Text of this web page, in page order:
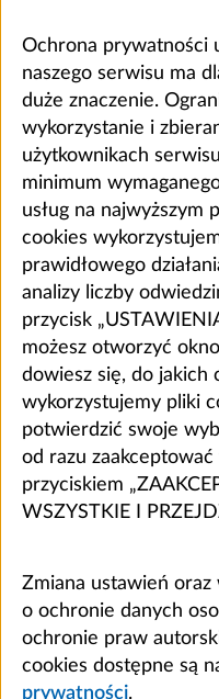
Ochrona prywatności
naszego serwisu ma
duże znaczenie.
wykorzystanie i
użytkownikach
minimum
usług na najwyższym
cookies
prawidłowego
analizy liczby
przycisk
możesz otworzyć
dowiesz się, do jakich
wykorzystujemy pliki
potwierdzić swoje
od razu
przyciskiem
WSZYSTKIE I
Zmiana ustawień
o ochronie danych
ochronie praw
cookies dostępne są
prywatności.